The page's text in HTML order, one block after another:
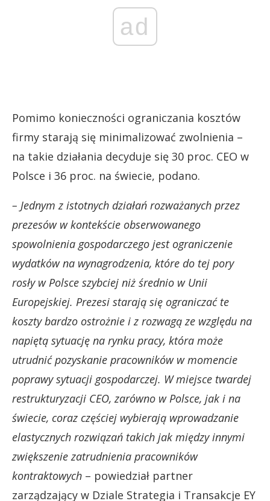
ad
Pomimo konieczności ograniczania kosztów
firmy starają się minimalizować zwolnienia –
na takie działania decyduje się 30 proc. CEO w
Polsce i 36 proc. na świecie, podano.
– Jednym z istotnych działań rozważanych przez
prezesów w kontekście obserwowanego
spowolnienia gospodarczego jest ograniczenie
wydatków na wynagrodzenia, które do tej pory
rosły w Polsce szybciej niż średnio w Unii
Europejskiej. Prezesi starają się ograniczać te
koszty bardzo ostrożnie i z rozwagą ze względu na
napiętą sytuację na rynku pracy, która może
utrudnić pozyskanie pracowników w momencie
poprawy sytuacji gospodarczej. W miejsce twardej
restrukturyzacji CEO, zarówno w Polsce, jak i na
świecie, coraz częściej wybierają wprowadzanie
elastycznych rozwiązań takich jak między innymi
zwiększenie zatrudnienia pracowników
kontraktowych – powiedział partner
zarządzający w Dziale Strategia i Transakcje EY